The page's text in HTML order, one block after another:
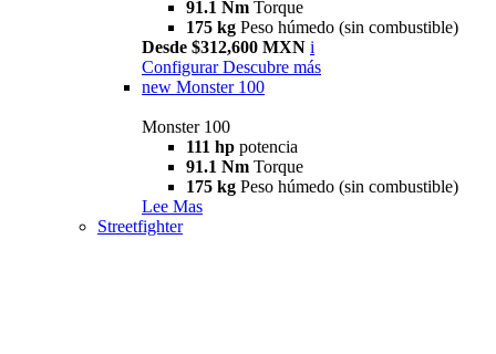
91.1 Nm Torque
175 kg Peso húmedo (sin combustible)
Desde $312,600 MXN i
Configurar Descubre más
new Monster 100
Monster 100
111 hp potencia
91.1 Nm Torque
175 kg Peso húmedo (sin combustible)
Lee Mas
Streetfighter